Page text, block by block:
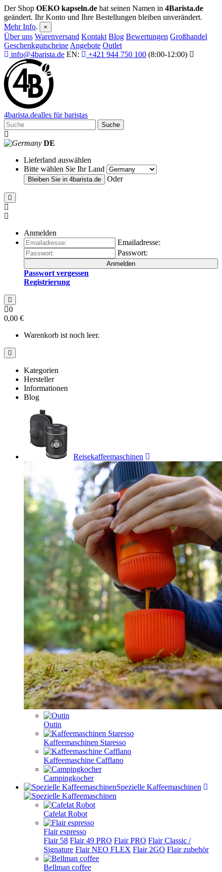
Der Shop OEKO kapseln.de hat seinen Namen in 4Barista.de
geändert. Ihr Konto und Ihre Bestellungen bleiben unverändert.
Mehr Info. ×
Über uns Warenversand Kontakt Blog Bewertungen Großhandel
Geschenkgutscheine Angebote Outlet
info@4barista.de EN: +421 944 750 100 (8:00-12:00)
4barista.dealles für baristas
Suche
DE
Lieferland auswählen
Bitte wählen Sie Ihr Land
Bleiben Sie in 4barista.de Oder
Anmelden
Emailadresse:
Passwort:
Anmelden
Passwort vergessen
Registrierung
0
0,00 €
Warenkorb ist noch leer.
Kategorien
Hersteller
Informationen
Blog
Reisekaffeemaschinen
Outin
Kaffeemaschinen Staresso
Kaffeemaschine Cafflano
Campingkocher
Spezielle Kaffeemaschinen
Cafelat Robot
Flair espresso
Flair 58 Flair 49 PRO Flair PRO Flair Classic /
Signature Flair NEO FLEX Flair 2GO Flair zubehör
Bellman coffee